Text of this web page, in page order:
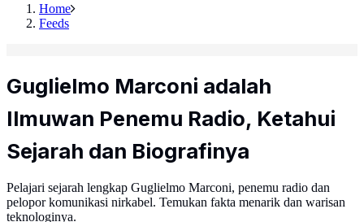
Home
Feeds
Guglielmo Marconi adalah
Ilmuwan Penemu Radio, Ketahui
Sejarah dan Biografinya
Pelajari sejarah lengkap Guglielmo Marconi, penemu radio dan
pelopor komunikasi nirkabel. Temukan fakta menarik dan warisan
teknologinya.